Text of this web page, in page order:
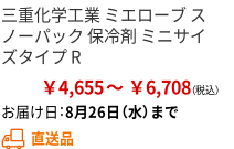
三重化学工業 ミエローブ ス
ノーパック 保冷剤 ミニサイ
ズタイプ R
￥4,655 ￥6,708
お届け日：8月26日（水）まで
直送品